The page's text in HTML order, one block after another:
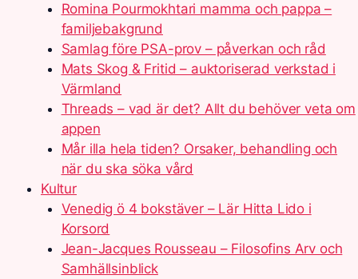
Romina Pourmokhtari mamma och pappa –
familjebakgrund
Samlag före PSA-prov – påverkan och råd
Mats Skog & Fritid – auktoriserad verkstad i
Värmland
Threads – vad är det? Allt du behöver veta om
appen
Mår illa hela tiden? Orsaker, behandling och
när du ska söka vård
Kultur
Venedig ö 4 bokstäver – Lär Hitta Lido i
Korsord
Jean-Jacques Rousseau – Filosofins Arv och
Samhällsinblick